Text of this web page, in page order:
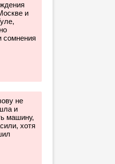
и
сомнения
не
и
машину,
хотя